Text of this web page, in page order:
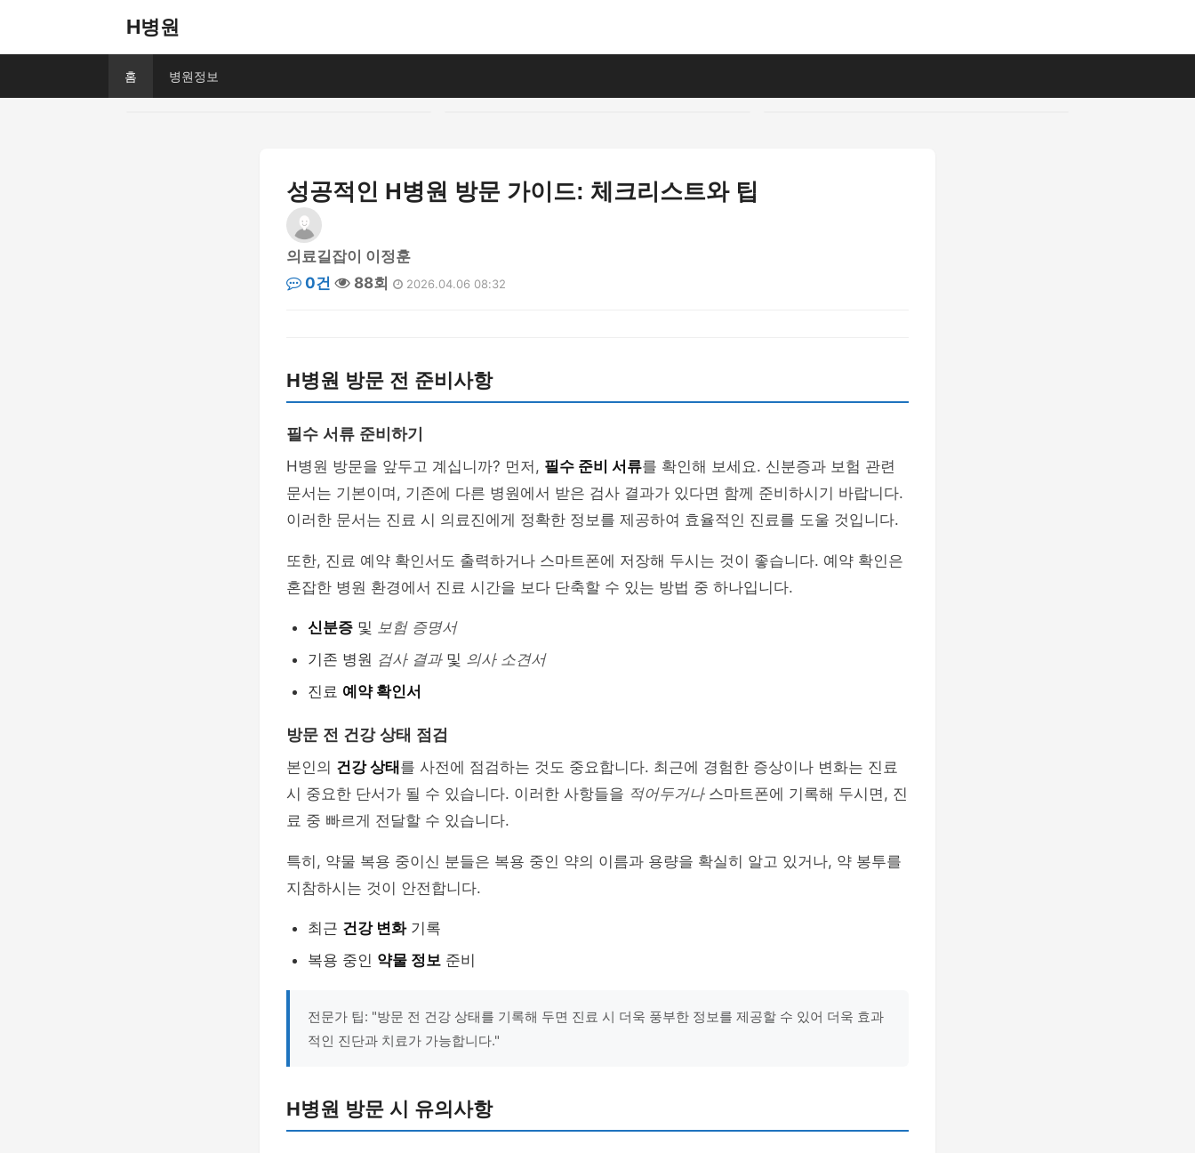
H병원
홈 병원정보
성공적인 H병원 방문 가이드: 체크리스트와 팁
의료길잡이 이정훈
0건
88회 2026.04.06 08:32
H병원 방문 전 준비사항
필수 서류 준비하기
H병원 방문을 앞두고 계십니까? 먼저, 필수 준비 서류를 확인해 보세요. 신분증과 보험 관련
문서는 기본이며, 기존에 다른 병원에서 받은 검사 결과가 있다면 함께 준비하시기 바랍니다.
이러한 문서는 진료 시 의료진에게 정확한 정보를 제공하여 효율적인 진료를 도울 것입니다.
또한, 진료 예약 확인서도 출력하거나 스마트폰에 저장해 두시는 것이 좋습니다. 예약 확인은
혼잡한 병원 환경에서 진료 시간을 보다 단축할 수 있는 방법 중 하나입니다.
신분증 및 보험 증명서
기존 병원 검사 결과및 의사 소견서
진료 예약 확인서
방문 전 건강 상태 점검
본인의 건강 상태 를 사전에 점검하는 것도 중요합니다. 최근에 경험한 증상이나 변화는 진료
시 중요한 단서가 될 수 있습니다. 이러한 사항들을 적어두거나스마트폰에 기록해 두시면, 진
료 중 빠르게 전달할 수 있습니다.
특히, 약물 복용 중이신 분들은 복용 중인 약의 이름과 용량을 확실히 알고 있거나, 약 봉투를
지참하시는 것이 안전합니다.
최근 건강 변화기록
복용 중인 약물 정보 준비
전문가 팁: "방문 전 건강 상태를 기록해 두면 진료 시 더욱 풍부한 정보를 제공할 수 있어 더욱 효과
적인 진단과 치료가 가능합니다."
H병원 방문 시 유의사항